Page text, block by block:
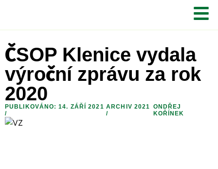
ČSOP Klenice vydala
výroční zprávu za rok
2020
PUBLIKOVÁNO: 14. ZÁŘÍ 2021
/
ARCHIV 2021
/
ONDŘEJ
KOŘÍNEK